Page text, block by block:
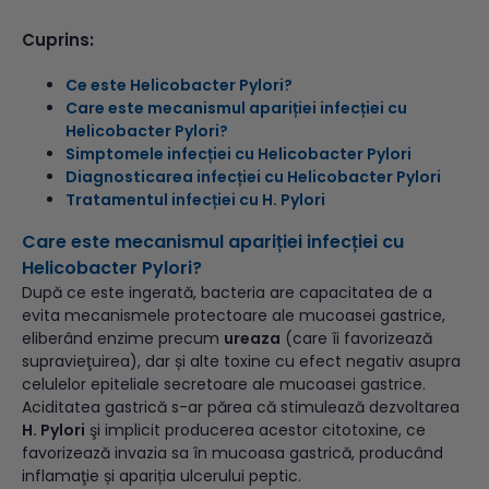
Cuprins:
Ce este Helicobacter Pylori?
Care este mecanismul apariției infecției cu
Helicobacter Pylori?
Simptomele infecției cu Helicobacter Pylori
Diagnosticarea infecției cu Helicobacter Pylori
Tratamentul infecției cu H. Pylori
Care este mecanismul apariției infecției cu
Helicobacter Pylori?
După ce este ingerată, bacteria are capacitatea de a
evita mecanismele protectoare ale mucoasei gastrice,
eliberând enzime precum ureaza (care îi favorizează
supravieţuirea), dar și alte toxine cu efect negativ asupra
celulelor epiteliale secretoare ale mucoasei gastrice.
Aciditatea gastrică s-ar părea că stimulează dezvoltarea
H. Pylori şi implicit producerea acestor citotoxine, ce
favorizează invazia sa în mucoasa gastrică, producând
inflamaţie și apariția ulcerului peptic.